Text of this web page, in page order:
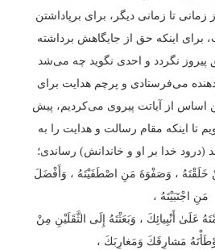
زمانی تا زمانی دیگر، برای برپاداشتن
برای اینکه حق از جایگاهش برداشته
پیروز نگردد و احدی نگوید چه می‌شد
می‌فرستادی و پرچم هدایت برای
اساس از آیاتت پیروی می‌کردیم، پیش
تا اینکه مقام رسالت و هدایت را به
(درود خدا بر او و خاندانش) رساندی؛
خَلَقْتَهُ ، وَصَفْوَةَ مَنِ اصْطَفَيْتَهُ ، وَأَفْضَلَ
مَنِ اجْتَبَيْتَهُ ،
عَلَىٰ أَنْبِيائِكَ ، وَبَعَثْتَهُ إِلَى الثَّقَلَيْنِ مِنْ
مَشارِقَكَ وَمَغارِبَكَ ،